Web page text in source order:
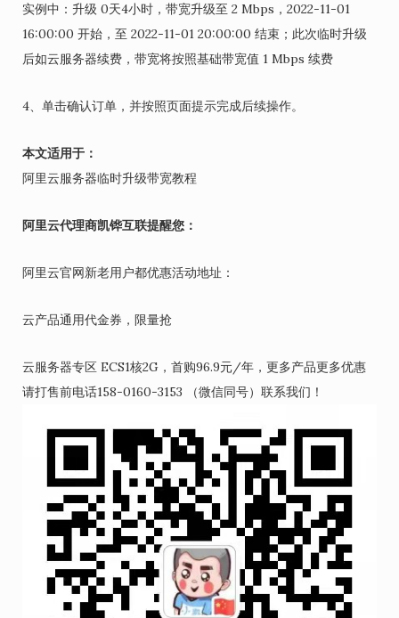
实例中：升级 0天4小时，带宽升级至 2 Mbps，2022-11-01
16:00:00 开始，至 2022-11-01 20:00:00 结束；此次临时升级
后如云服务器续费，带宽将按照基础带宽值 1 Mbps 续费
4、单击确认订单，并按照页面提示完成后续操作。
本文适用于：
阿里云服务器临时升级带宽教程
阿里云代理商凯铧互联提醒您：
阿里云官网新老用户都优惠活动地址：
云产品通用代金券，限量抢
云服务器专区 ECS1核2G，首购96.9元/年，更多产品更多优惠
请打售前电话158-0160-3153 （微信同号）联系我们！